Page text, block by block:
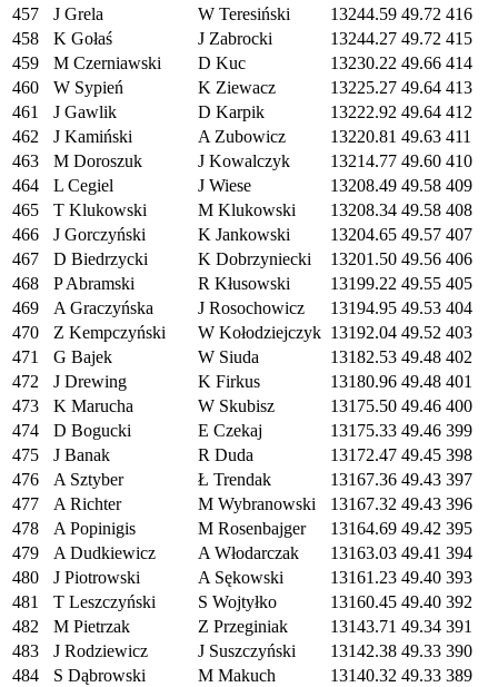
457
J Grela W Teresiński 13244.59 49.72 416
458
K Gołaś J Zabrocki 13244.27 49.72 415
459
M Czerniawski D Kuc 13230.22 49.66 414
460
W Sypień K Ziewacz 13225.27 49.64 413
461
J Gawlik D Karpik 13222.92 49.64 412
462
J Kamiński A Zubowicz 13220.81 49.63 411
463
M Doroszuk J Kowalczyk 13214.77 49.60 410
464
L Cegiel J Wiese 13208.49 49.58 409
465
T Klukowski M Klukowski 13208.34 49.58 408
466
J Gorczyński K Jankowski 13204.65 49.57 407
467
D Biedrzycki K Dobrzyniecki 13201.50 49.56 406
468
P Abramski R Kłusowski 13199.22 49.55 405
469
A Graczyńska J Rosochowicz 13194.95 49.53 404
470
Z Kempczyński W Kołodziejczyk 13192.04 49.52 403
471
G Bajek W Siuda 13182.53 49.48 402
472
J Drewing K Firkus 13180.96 49.48 401
473
K Marucha W Skubisz 13175.50 49.46 400
474
D Bogucki E Czekaj 13175.33 49.46 399
475
J Banak R Duda 13172.47 49.45 398
476
A Sztyber Ł Trendak 13167.36 49.43 397
477
A Richter M Wybranowski 13167.32 49.43 396
478
A Popinigis M Rosenbajger 13164.69 49.42 395
479
A Dudkiewicz A Włodarczak 13163.03 49.41 394
480
J Piotrowski A Sękowski 13161.23 49.40 393
481
T Leszczyński S Wojtyłko 13160.45 49.40 392
482
M Pietrzak Z Przeginiak 13143.71 49.34 391
483
J Rodziewicz J Suszczyński 13142.38 49.33 390
484
S Dąbrowski M Makuch 13140.32 49.33 389